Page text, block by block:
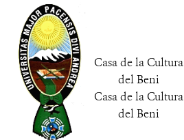
Casa de la Cultura
del Beni
Casa de la Cultura
del Beni